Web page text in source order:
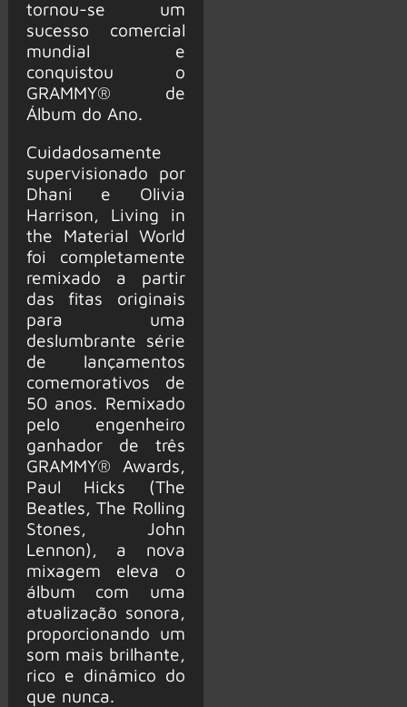
tornou-se um
sucesso comercial
mundial e
conquistou o
GRAMMY® de
Álbum do Ano.
Cuidadosamente
supervisionado por
Dhani e Olivia
Harrison, Living in
the Material World
foi completamente
remixado a partir
das fitas originais
para uma
deslumbrante série
de lançamentos
comemorativos de
50 anos. Remixado
pelo engenheiro
ganhador de três
GRAMMY® Awards,
Paul Hicks (The
Beatles, The Rolling
Stones, John
Lennon), a nova
mixagem eleva o
álbum com uma
atualização sonora,
proporcionando um
som mais brilhante,
rico e dinâmico do
que nunca.